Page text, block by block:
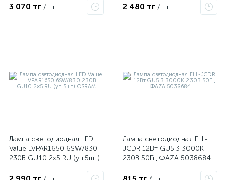
4690612031118
3 070 тг /шт
4690612031095
2 480 тг /шт
Лампа светодиодная LED
Value LVPAR1650 6SW/830
230В GU10 2х5 RU (уп.5шт)
Лампа светодиодная FLL-
JCDR 12Вт GU5.3 3000К
230В 50Гц ФАZА 5038684